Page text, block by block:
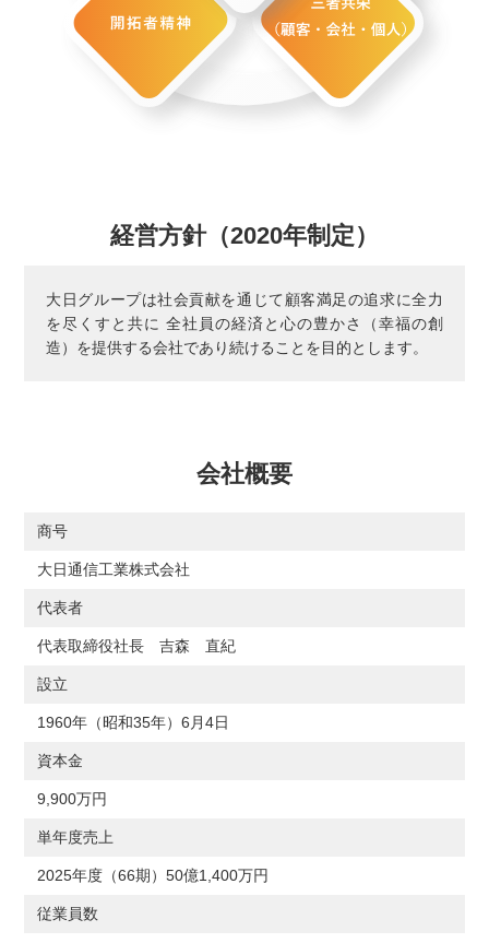
経営方針（2020年制定）
大日グループは社会貢献を通じて顧客満足の追求に全力
を尽くすと共に 全社員の経済と心の豊かさ（幸福の創
造）を提供する会社であり続けることを目的とします。
会社概要
商号
大日通信工業株式会社
代表者
代表取締役社長 吉森 直紀
設立
1960年（昭和35年）6月4日
資本金
9,900万円
単年度売上
2025年度（66期）50億1,400万円
従業員数